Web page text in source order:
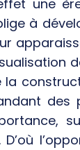
une
à
des